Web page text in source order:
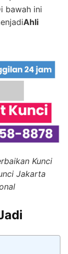
bawah ini
Ahli
Kunci
Jakarta